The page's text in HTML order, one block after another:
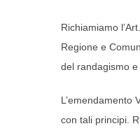
Richiamiamo
Regione e
del randagismo
L’emendamento
con tali principi.